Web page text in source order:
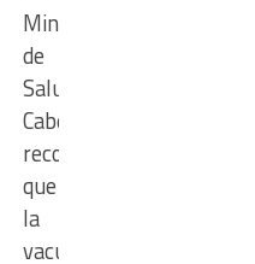
Ministerio
de
Salud.
Cabe
recordar
que
la
vacunación